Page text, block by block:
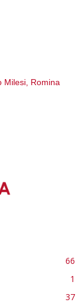
Milesi, Romina
66
1
37